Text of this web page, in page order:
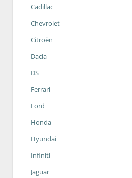
Cadillac
Chevrolet
Citroën
Dacia
DS
Ferrari
Ford
Honda
Hyundai
Infiniti
Jaguar